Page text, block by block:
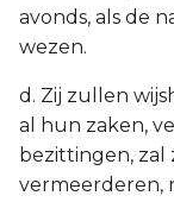
avonds, als de
wezen.
d. Zij zullen
al hun zaken,
bezittingen, zal
vermeerderen,